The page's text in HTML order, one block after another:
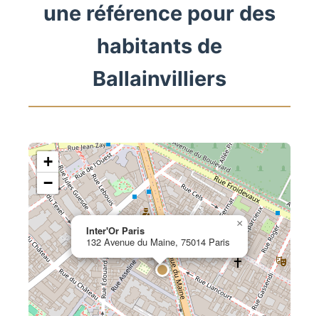
une référence pour des
habitants de
Ballainvilliers
Inter'Or Paris
132 Avenue du Maine, 75014 Paris
×
+
−